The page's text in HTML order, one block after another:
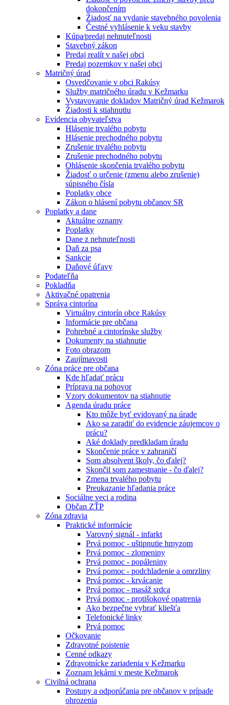
dokončením
Žiadosť na vydanie stavebného povolenia
Čestné vyhlásenie k veku stavby
Kúpa⁄predaj nehnuteľnosti
Stavebný zákon
Predaj realít v našej obci
Predaj pozemkov v našej obci
Matričný úrad
Osvedčovanie v obci Rakúsy
Služby matričného úradu v Kežmarku
Vystavovanie dokladov Matričný úrad Kežmarok
Žiadosti k stiahnutiu
Evidencia obyvateľstva
Hlásenie trvalého pobytu
Hlásenie prechodného pobytu
Zrušenie trvalého pobytu
Zrušenie prechodného pobytu
Ohlásenie skončenia trvalého pobytu
Žiadosť o určenie (zmenu alebo zrušenie)
súpisného čísla
Poplatky obce
Zákon o hlásení pobytu občanov SR
Poplatky a dane
Aktuálne oznamy
Poplatky
Dane z nehnuteľnosti
Daň za psa
Sankcie
Daňové úľavy
Podateľňa
Pokladňa
Aktivačné opatrenia
Správa cintorína
Virtuálny cintorín obce Rakúsy
Informácie pre občana
Pohrebné a cintorínske služby
Dokumenty na stiahnutie
Foto obrazom
Zaujímavosti
Zóna práce pre občana
Kde hľadať prácu
Príprava na pohovor
Vzory dokumentov na stiahnutie
Agenda úradu práce
Kto môže byť evidovaný na úrade
Ako sa zaradiť do evidencie záujemcov o
prácu?
Aké doklady predkladam úradu
Skončenie práce v zahraničí
Som absolvent školy, čo ďalej?
Skončil som zamestnanie - čo ďalej?
Zmena trvalého pobytu
Preukazanie hľadania práce
Sociálne veci a rodina
Občan ZŤP
Zóna zdravia
Praktické informácie
Varovný signál - infarkt
Prvá pomoc - uštipnutie hmyzom
Prvá pomoc - zlomeniny
Prvá pomoc - popáleniny
Prvá pomoc - podchladenie a omrzliny
Prvá pomoc - krvácanie
Prvá pomoc - masáž srdca
Prvá pomoc - protišokové opatrenia
Ako bezpečne vybrať kliešťa
Telefonické linky
Prvá pomoc
Očkovanie
Zdravotné poistenie
Cenné odkazy
Zdravotnícke zariadenia v Kežmarku
Zoznam lekárni v meste Kežmarok
Civilná ochrana
Postupy a odporúčania pre občanov v prípade
ohrozenia